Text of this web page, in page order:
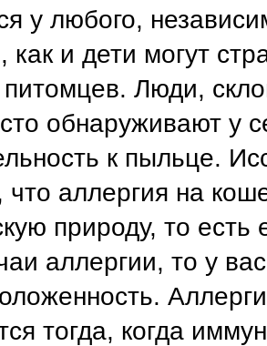
у любого,
как и дети могут
Люди,
обнаруживают у
к пыльце.
что аллергия на
природу, то
аллергии, то у
тогда, когда